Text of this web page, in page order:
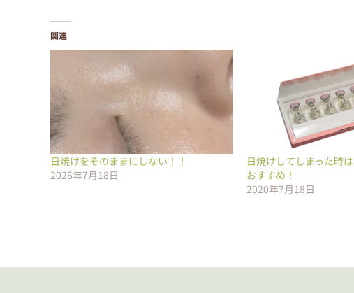
関連
日焼けをそのままにしない！！
2026年7月18日
日焼けしてしまった時
おすすめ！
2020年7月18日